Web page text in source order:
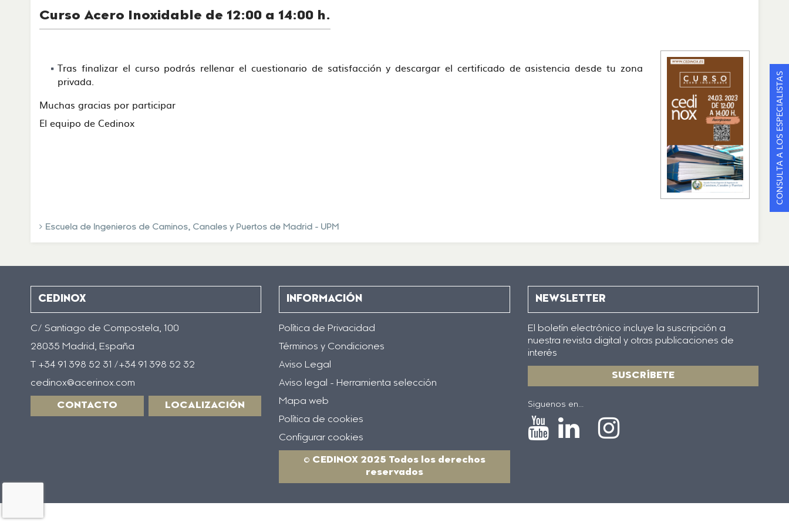
Curso Acero Inoxidable de 12:00 a 14:00 h.
Tras finalizar el curso podrás rellenar el cuestionario de satisfacción y descargar el certificado de asistencia desde tu zona
privada.
Muchas gracias por participar
El equipo de Cedinox
Escuela de Ingenieros de Caminos, Canales y Puertos de Madrid - UPM
CEDINOX
C/ Santiago de Compostela, 100
28035 Madrid, España
T +34 91 398 52 31 /+34 91 398 52 32
cedinox@acerinox.com
CONTACTO LOCALIZACIÓN
INFORMACIÓN
Política de Privacidad
Términos y Condiciones
Aviso Legal
Aviso legal - Herramienta selección
Mapa web
Política de cookies
Configurar cookies
© CEDINOX 2025 Todos los derechos
reservados
NEWSLETTER
El boletín electrónico incluye la suscripción a
nuestra revista digital y otras publicaciones de
interés
SUSCRÍBETE
Siguenos en...
Icono
Icono
Icono
X
Icono
CONSULTA A LOS ESPECIALISTAS